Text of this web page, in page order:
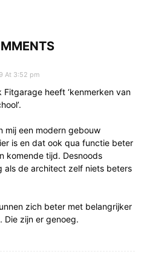
At 3:52 pm
Fitgarage heeft ‘kenmerken van
mij een modern gebouw
is en dat ook qua functie beter
komende tijd. Desnoods
als de architect zelf niets beters
zich beter met belangrijker
Die zijn er genoeg.